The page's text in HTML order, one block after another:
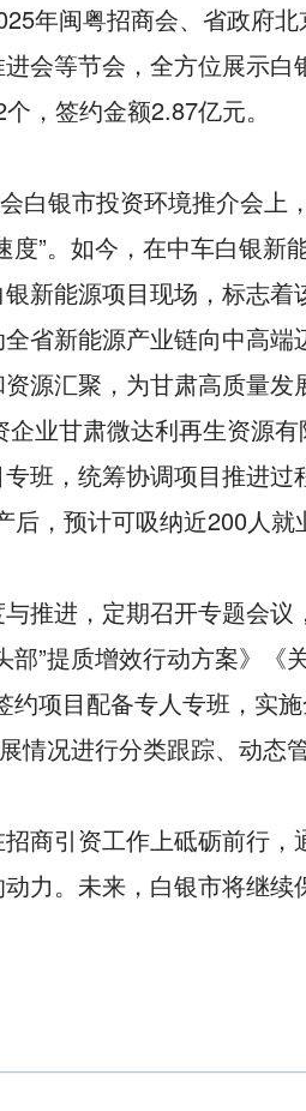
年闽粤招商会、省政府
会等节会，全方位展示
，签约金额2.87亿元。
白银市投资环境推介会
度”。如今，在中车白银
新能源项目现场，标志
省新能源产业链向中高
源汇聚，为甘肃高质量发
业甘肃微达利再生资源
班，统筹协调项目推进
，预计可吸纳近200人
推进，定期召开专题会
部”提质增效行动方案》
约项目配备专人专班，实
情况进行分类跟踪、动
商引资工作上砥砺前行
力。未来，白银市将继